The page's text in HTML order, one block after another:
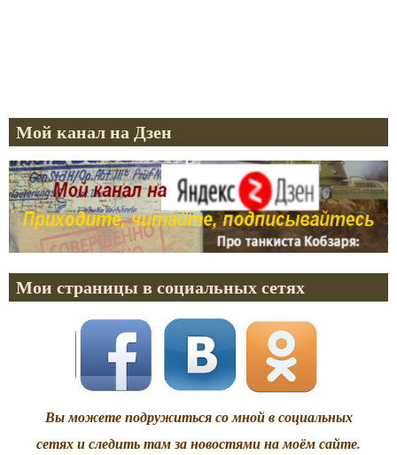
Мой канал на Дзен
Мои страницы в социальных сетях
Вы можете подружиться со мной в социальных
сетях и следить там за новостями на моём сайте.